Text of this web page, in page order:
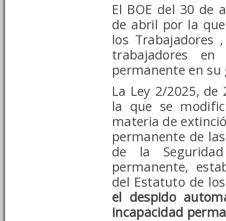
El BOE del 30 de
de abril por la
los Trabajadores
trabajadores
permanente en
La Ley 2/2025,
la que se
materia de
permanente de
de la
permanente,
del Estatuto de
el despido
incapacidad